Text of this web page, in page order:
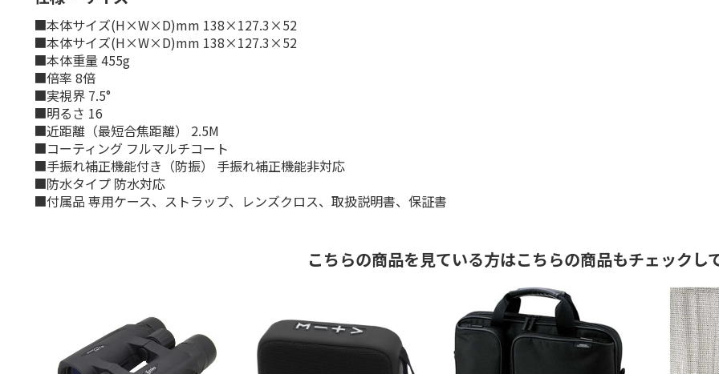
■本体サイズ(H×W×D)mm 138×127.3×52
■本体サイズ(H×W×D)mm 138×127.3×52
■本体重量 455g
■倍率 8倍
■実視界 7.5°
■明るさ 16
■近距離（最短合焦距離） 2.5M
■コーティング フルマルチコート
■手振れ補正機能付き（防振） 手振れ補正機能非対応
■防水タイプ 防水対応
■付属品 専用ケース、ストラップ、レンズクロス、取扱説明書、保証書
こちらの商品を見ている方はこちらの商品もチェックし